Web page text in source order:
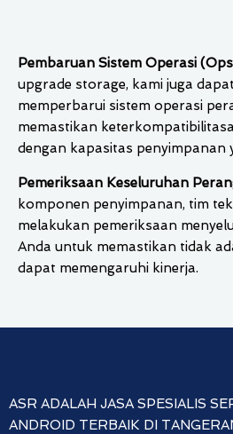
Pembaruan Sistem Operasi
upgrade storage, kami juga
memperbarui sistem operasi
memastikan
dengan kapasitas penyimpanan
Pemeriksaan Keseluruhan
komponen penyimpanan, tim
melakukan pemeriksaan
Anda untuk memastikan tidak
dapat memengaruhi kinerja.
ASR ADALAH JASA SPESIALIS
ANDROID TERBAIK DI